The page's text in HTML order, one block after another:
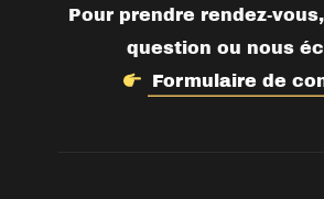
Pour prendre rendez-
question ou nous
Formulaire de